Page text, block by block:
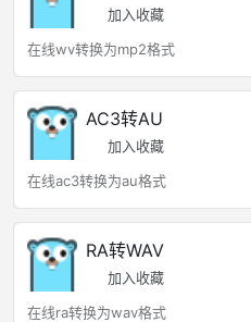
加入收藏
在线wv转换为mp2格式
AC3转AU
加入收藏
在线ac3转换为au格式
RA转WAV
加入收藏
在线ra转换为wav格式